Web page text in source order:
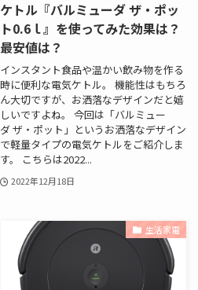
ケトル『バルミューダ ザ・ポッ
ト0.6ｌ』を使ってみた効果は？
最安値は？
インスタント食品や温かい飲み物を作る
時に便利な電気ケトル。 機能性はもちろ
ん大切ですが、お洒落なデザインだと嬉
しいですよね。 今回は「バルミュー
ダ ザ・ポット」というお洒落なデザイン
で軽量タイプの電気ケトルをご紹介しま
す。 こちらは2022...
2022年12月18日
生活家電